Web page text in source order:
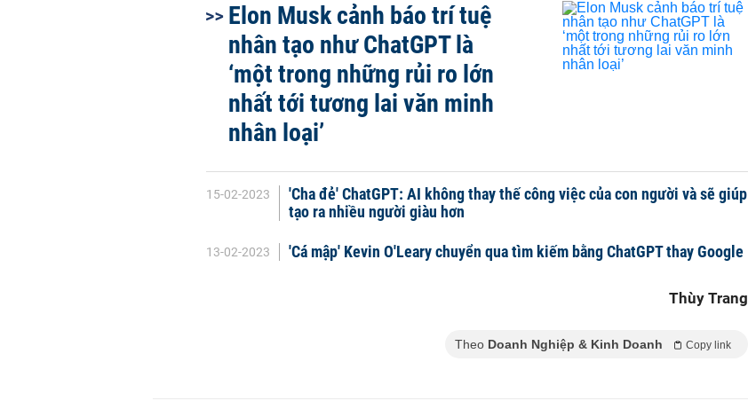
Elon Musk cảnh báo trí tuệ
nhân tạo như ChatGPT là
‘một trong những rủi ro lớn
nhất tới tương lai văn minh
nhân loại’
15-02-2023
'Cha đẻ' ChatGPT: AI không thay thế công việc của con người và sẽ giúp
tạo ra nhiều người giàu hơn
13-02-2023 'Cá mập' Kevin O'Leary chuyển qua tìm kiếm bằng ChatGPT thay Google
Thùy Trang
Theo Doanh Nghiệp & Kinh Doanh Copy link